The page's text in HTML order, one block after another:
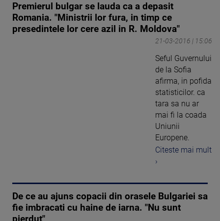
Premierul bulgar se lauda ca a depasit
Romania. "Ministrii lor fura, in timp ce
presedintele lor cere azil in R. Moldova"
21-03-2016 | 15:06
Seful Guvernului
de la Sofia
afirma, in pofida
statisticilor. ca
tara sa nu ar
mai fi la coada
Uniunii
Europene.
Citeste mai mult
›
De ce au ajuns copacii din orasele Bulgariei sa
fie imbracati cu haine de iarna. "Nu sunt
pierdut"